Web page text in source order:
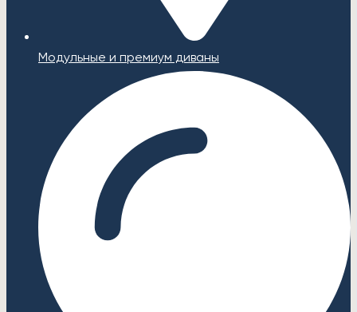
Модульные и премиум диваны